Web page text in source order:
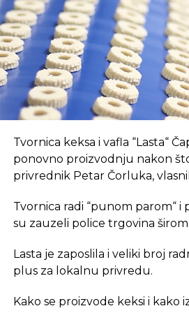
suvremeni način rada.
REKLAMA
U coworking prostoru, radnici
profesionalcima, što potiče
atmosferu koju je teško postići
Dodatna prednost coworkinga
prostoru omogućava razmjenu
suradnji, čime coworking
Tvornica keksa i vafla “Lasta“
ponovno proizvodnju nakon
privrednik Petar Čorluka,
Tvornica radi “punom parom“ i
su zauzeli police trgovina
Lasta je zaposlila i veliki broj
plus za lokalnu privredu.
Kako se proizvode keksi i kako